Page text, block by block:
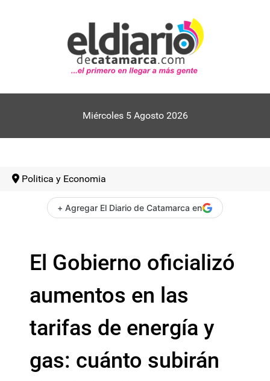
Miércoles 5 Agosto 2026
Politica y Economia
+ Agregar El Diario de Catamarca en
El Gobierno oficializó
aumentos en las
tarifas de energía y
gas: cuánto subirán